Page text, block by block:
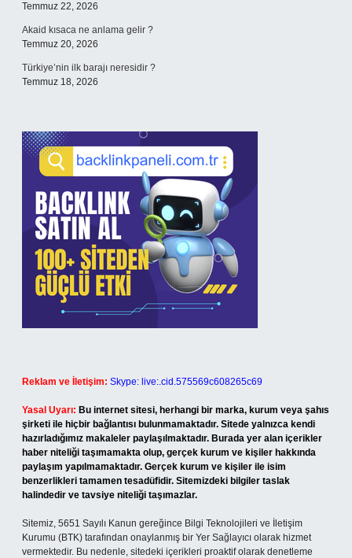
Temmuz 22, 2026
Akaid kısaca ne anlama gelir ?
Temmuz 20, 2026
Türkiye’nin ilk barajı neresidir ?
Temmuz 18, 2026
Reklam ve İletişim: Skype: live:.cid.575569c608265c69
Yasal Uyarı: Bu internet sitesi, herhangi bir marka, kurum veya şahıs
şirketi ile hiçbir bağlantısı bulunmamaktadır. Sitede yalnızca kendi
hazırladığımız makaleler paylaşılmaktadır. Burada yer alan içerikler
haber niteliği taşımamakta olup, gerçek kurum ve kişiler hakkında
paylaşım yapılmamaktadır. Gerçek kurum ve kişiler ile isim
benzerlikleri tamamen tesadüfidir. Sitemizdeki bilgiler taslak
halindedir ve tavsiye niteliği taşımazlar.
Sitemiz, 5651 Sayılı Kanun gereğince Bilgi Teknolojileri ve İletişim
Kurumu (BTK) tarafından onaylanmış bir Yer Sağlayıcı olarak hizmet
vermektedir. Bu nedenle, sitedeki içerikleri proaktif olarak denetleme